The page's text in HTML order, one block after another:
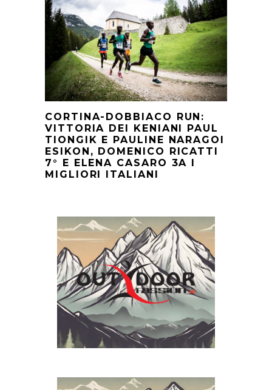
CORTINA-DOBBIACO RUN:
VITTORIA DEI KENIANI PAUL
TIONGIK E PAULINE NARAGOI
ESIKON, DOMENICO RICATTI
7° E ELENA CASARO 3A I
MIGLIORI ITALIANI